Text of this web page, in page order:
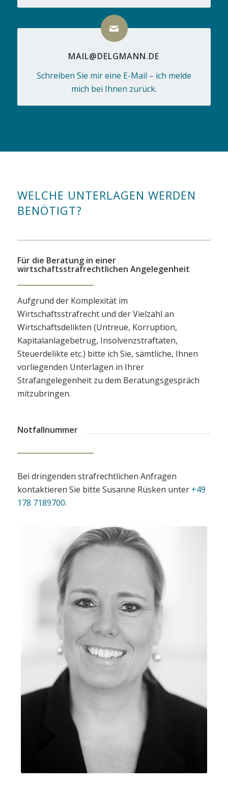
MAIL@DELGMANN.DE
Schreiben Sie mir eine E-Mail – ich melde
mich bei Ihnen zurück.
WELCHE UNTERLAGEN WERDEN
BENÖTIGT?
Für die Beratung in einer
wirtschaftsstrafrechtlichen Angelegenheit
Aufgrund der Komplexität im
Wirtschaftsstrafrecht und der Vielzahl an
Wirtschaftsdelikten (Untreue, Korruption,
Kapitalanlagebetrug, Insolvenzstraftaten,
Steuerdelikte etc.) bitte ich Sie, sämtliche, Ihnen
vorliegenden Unterlagen in Ihrer
Strafangelegenheit zu dem Beratungsgespräch
mitzubringen.
Notfallnummer
Bei dringenden strafrechtlichen Anfragen
kontaktieren Sie bitte Susanne Rüsken unter +49
178 7189700.